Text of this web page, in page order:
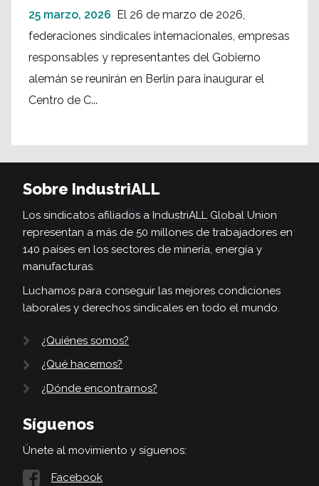
25 marzo, 2026
El 26 de marzo de 2026,
federaciones sindicales internacionales, empresas
responsables y representantes del Gobierno
alemán se reunirán en Berlín para inaugurar el
Centro de C...
Sobre IndustriALL
Los sindicatos afiliados a IndustriALL Global Union
representan a más de 50 millones de trabajadores en
140 países en los sectores de minería, energía y
manufacturas.
Luchamos para conseguir las mejores condiciones
laborales y derechos sindicales en todo el mundo.
¿Quiénes somos?
¿Qué hacemos?
¿Dónde encontrarnos?
Síguenos
Únete al movimiento y síguenos:
Facebook